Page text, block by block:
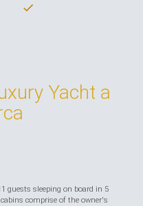
Yacht a
guests sleeping on board in 5
comprise of the owner's